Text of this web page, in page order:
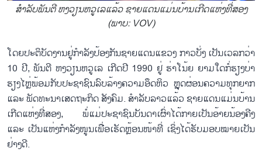
ສຳ​ລັບ​ພັນ​ຕີ ຫງວຽນ​ຫວູ​ເລແລ້ວ ຊາຍ​ແດນ​ແມ່ນ​ບ້ານ​ເກີດ​ແຫ່ງ​ທີ່​ສອງ
(ພາບ: VOV)
ໂດຍປະ​ຕິ​ບັດ​ງານ​ຢູ່​ກຳ​ລັງ​ປ້ອງ​ກັນ​ຊາຍ​ແດນ​ແຂວງ ກາວ​ບັ່ງ ເປັນ​ເວ​ລກວ່າ
10 ປີ, ພັນ​ຕີ ຫງວຽນ​ຫວູ​ເລ ເກີດປີ 1990 ຢູ່ ຮ່າ​ໂນ້ຍ ຍາມ​ໃດ​ກໍ່​ຮຽງ​ບ່າ​
ຮຽງ​ໄຫຼ່ພ້ອມ​ກັບ​ປະ​ຊາ​ຊົນ​ລົບ​ລ້າງ​ຄວາມ​ອຶດ​ຫິວ ຫຼຸດ​ຜ່ອນ​ຄວາມ​ທຸກ​ຍາກ
ແລະ ພັດ​ທະ​ນາ​ເສດ​ຖະ​ກິດ ສັງ​ຄົມ. ສຳ​ລັບ​ລາວ​ແລ້ວ ຊາຍ​ແດນ​ແມ່ນ​ບ້ານ​
ເກີດ​ແຫ່ງ​ທີ່​ສອງ, ພໍ່​ແມ່​ປະ​ຊາ​ຊົນ​ບັນ​ດາ​ເຜົ່າ​ໄດ້​ກາຍ​ເປັນ​ອ້າຍ​ນ້ອງ​ຄີງ
ແລະ ເປັນ​ແຫ່ງ​ກຳ​ລັງ​ໜູນ​ເພື່ອ​ເຮັດຫຼ້ອນ​ໜ້າ​ທີ່ ເຊິ່ງ​ໄດ້​ຮັບ​ມອບ​ໝາຍ​ເປັນ​
ຢ່າງ​ດີ.